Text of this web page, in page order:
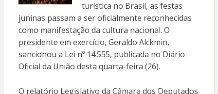
turística no Brasil, as festas
juninas passam a ser oficialmente reconhecidas
como manifestação da cultura nacional. O
presidente em exercício, Geraldo Alckmin,
sancionou a Lei nº 14.555, publicada no Diário
Oficial da União desta quarta-feira (26).
O relatório Legislativo da Câmara dos Deputados